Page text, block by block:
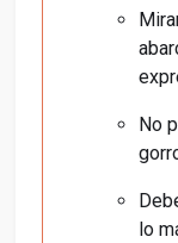
No
lo